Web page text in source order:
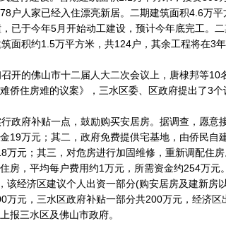
户人家已经入住漂亮新居。二期建筑面积4.6万
已于今年5月开始动工建设，预计今年底完工。
面积约1.5万平方米，共124户，其余工程将在3年
开的佛山市十二届人大二次会议上，唐棣邦等10
侨住房难的议案》，三水区委、区政府提出了3个
政府补贴一点，鼓励购买安居房。据调查，愿意
19万元；其二，政府免费提供宅基地，由侨民自
万元；其三，对危房进行加固维修，重新调配住
房，平均每户费用约1万元，所需资金约254万元
该经济区建议个人出资一部分(购安居房及建新房
万元，三水区政府补贴一部分共200万元，经济
报三水区及佛山市政府。